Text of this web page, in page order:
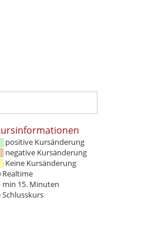
positive Kursänderung
negative Kursänderung
Keine Kursänderung
Realtime
min 15. Minuten
Schlusskurs